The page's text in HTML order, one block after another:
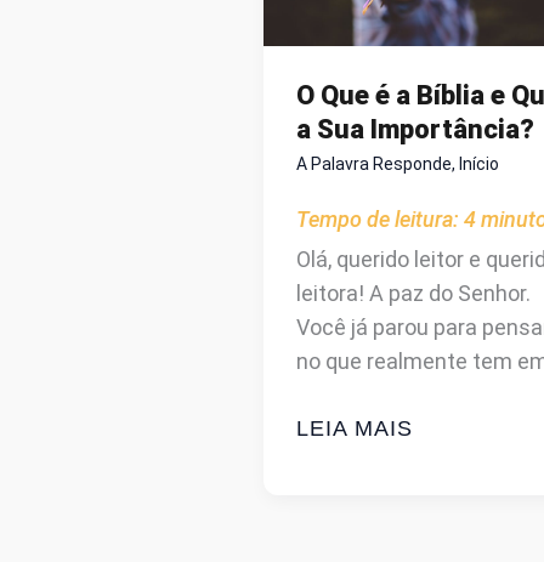
ESTÃO
NA
BÍBLIA
ESTÃO!)
O Que é a Bíblia e
a Sua Importância?
A Palavra Responde, Início
Tempo de leitura: 4
Olá, querido leitor e
leitora! A paz do Senhor.
Você já parou para
no que realmente tem
O
LEIA MAIS